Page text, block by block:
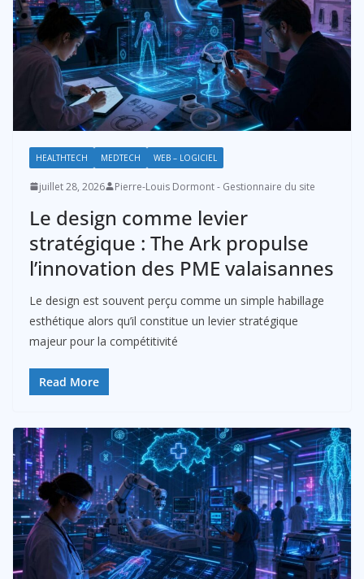
HEALTHTECH MEDTECH WEB – LOGICIEL
juillet 28, 2026 Pierre-Louis Dormont - Gestionnaire du site
Le design comme levier
stratégique : The Ark propulse
l’innovation des PME valaisannes
Le design est souvent perçu comme un simple habillage
esthétique alors qu’il constitue un levier stratégique
majeur pour la compétitivité
Read More